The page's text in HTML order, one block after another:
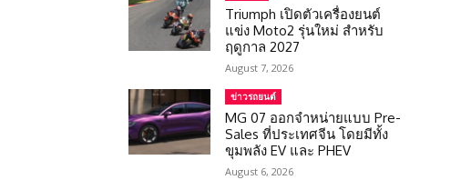
Triumph เปิดตัวเครื่องยนต์
แข่ง Moto2 รุ่นใหม่ สำหรับ
ฤดูกาล 2027
August 7, 2026
ข่าวรถยนต์
MG 07 ออกจำหน่ายแบบ Pre-
Sales ที่ประเทศจีน โดยมีทั้ง
ขุมพลัง EV และ PHEV
August 6, 2026